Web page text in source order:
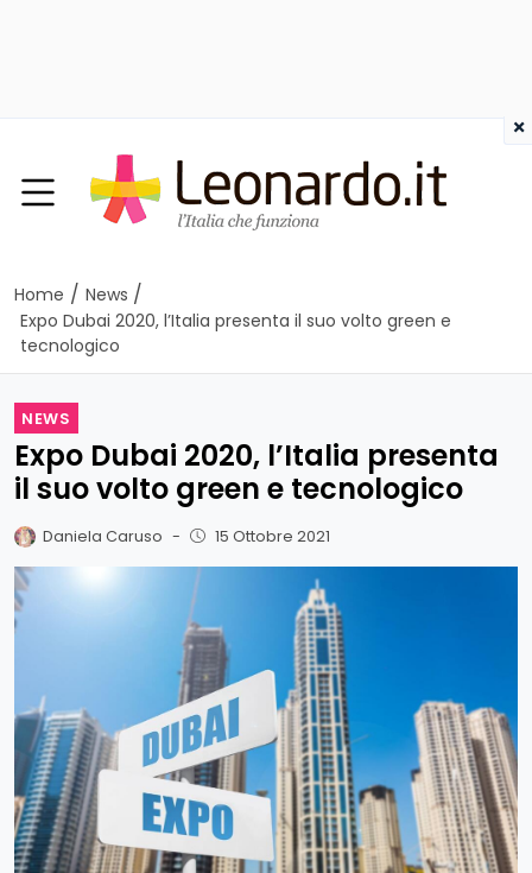
Home / News /
Expo Dubai 2020, l’Italia presenta il suo volto green e
tecnologico
NEWS
Expo Dubai 2020, l’Italia presenta
il suo volto green e tecnologico
Daniela Caruso - 15 Ottobre 2021
×